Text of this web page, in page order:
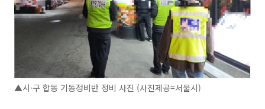
▲시·구 합동 기동정비반 정비 사진 (사진제공=서울시)